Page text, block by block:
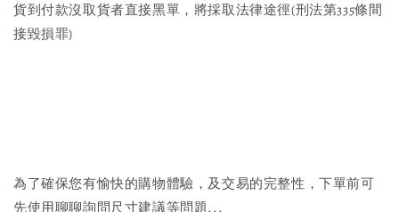
貨到付款沒取貨者直接黑單，將採取法律途徑(刑法第335條間
接毀損罪)
為了確保您有愉快的購物體驗，及交易的完整性，下單前可
先使用聊聊詢問尺寸建議等問題...